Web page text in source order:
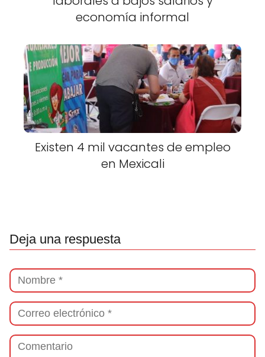
economía informal
Existen 4 mil vacantes de empleo
en Mexicali
Deja una respuesta